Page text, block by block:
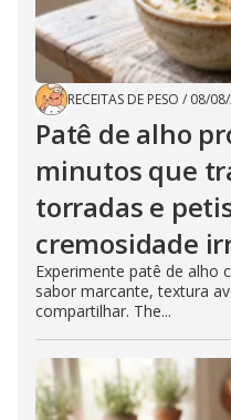
RECEITAS DE PESO / 08/
Patê de alho
minutos que
torradas e
cremosidade
Experimente patê de alho
sabor marcante, textura
compartilhar. The...